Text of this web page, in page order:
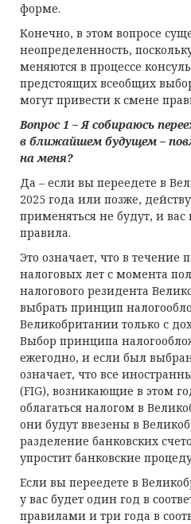
форме.
Конечно, в этом вопросе
неопределенность,
меняются в процессе
предстоящих всеобщих
могут привести к смене
Вопрос 1 – Я собираюсь
в ближайшем будущем – п
наменя?
Да – если вы переедете в
2025 года или позже,
применяться не будут, и вас
правила.
Это означает, что в течение
налоговых лет с момента
налогового резидента
выбрать принцип
Великобритании только с
Выбор принципа
ежегодно, и если был
означает, что все
(FIG), возникающие в этом
облагаться налогом в
они будут ввезены в
разделение банковских
упростит банковские
Если вы переедете в
у вас будет один год в
правилами и три года в